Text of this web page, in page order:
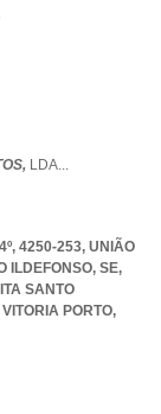
LDA...
4250-253, UNIÃO
ILDEFONSO, SE,
SANTO
PORTO,